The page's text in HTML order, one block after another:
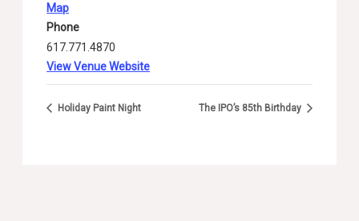
Map
Phone
617.771.4870
View Venue Website
Holiday Paint Night The IPO’s 85th Birthday